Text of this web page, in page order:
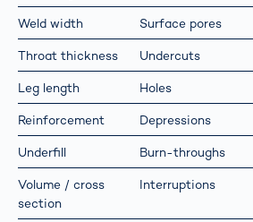
Weld width Surface pores
Throat thickness Undercuts
Leg length Holes
Reinforcement Depressions
Underfill Burn-throughs
Volume / cross
section
Interruptions